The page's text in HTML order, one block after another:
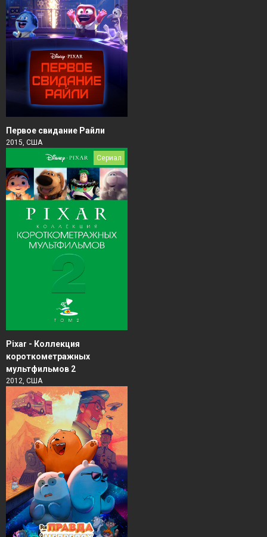
Первое свидание Райли
2015, США
Сериал
Pixar - Коллекция
короткометражных
мультфильмов 2
2012, США